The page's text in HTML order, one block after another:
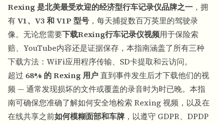
Rexing 是北美最受欢迎的经济型行车记录仪品牌之一 ，拥
有V1、V3 和 V1P 型号 ，每天捕捉数百万英里的驾驶录
像。无论您需要下载Rexing行车记录仪视频用于保险索
赔、YouTube内容还是证据保存，本指南涵盖了所有三种
下载方法：WiFi应用程序传输、SD卡提取和云访问。
超过 68% 的 Rexing 用户 直到事件发生后才下载他们的视
频 — 通常发现损坏的文件或覆盖的录音时为时已晚。本指
南可确保您准确了解如何安全地检索 Rexing 视频，以及在
在线共享之前如何模糊面部和车牌 ，以遵守 GDPR、DPDP